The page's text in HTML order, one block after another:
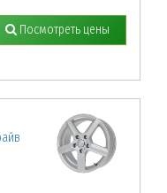
Посмотреть цены